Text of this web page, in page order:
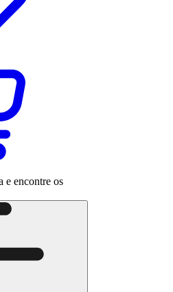
e encontre os